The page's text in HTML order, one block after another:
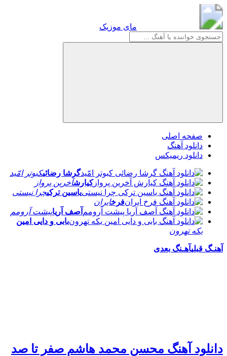
مای موزیک
مای موزیک
صفحه اصلی
دانلود آهنگ
دانلود ریمیکس
گرشا رضائی کبوتر امّید
کیارشآخرین پرواز
یاسین ترکیچرا نیستی
فرخ ایران
آصف آریاپیشت آرومم
بابی و دایی امین
یکه تهرون
قبلیآهـنگ بعدی
آهنگ محسن محمد هاشم صفر تا صد